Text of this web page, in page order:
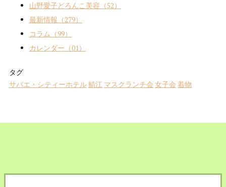
山野愛子どろんこ美容（52）
最新情報（279）
コラム（99）
カレンダー（01）
タグ
サバエ・シティーホテル鯖江 マスクランチ会 女子会 着物